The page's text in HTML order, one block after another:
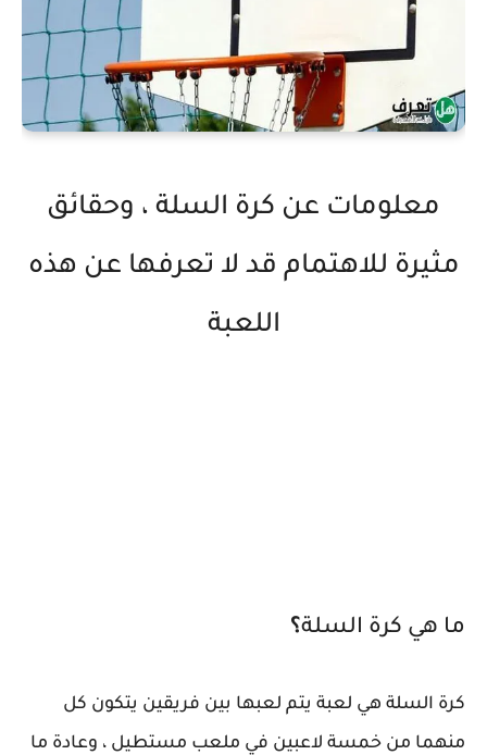
معلومات عن كرة السلة ، وحقائق
مثيرة للاهتمام قد لا تعرفها عن هذه
اللعبة
ما هي كرة السلة؟
كرة السلة هي لعبة يتم لعبها بين فريقين يتكون كل
منهما من خمسة لاعبين في ملعب مستطيل ، وعادة ما